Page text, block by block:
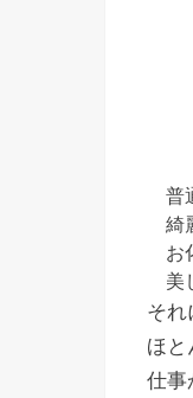
普
綺
お
美
それ
ほと
仕事